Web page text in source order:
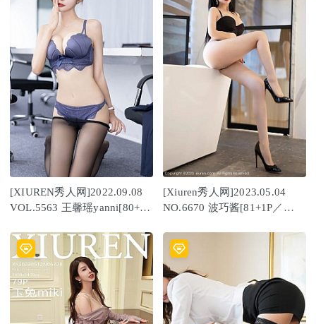
[XIUREN秀人网]2022.09.08
VOL.5563 王馨瑶yanni[80+1P
[Xiuren秀人网]2023.05.04
NO.6670 波巧酱[81+1P／